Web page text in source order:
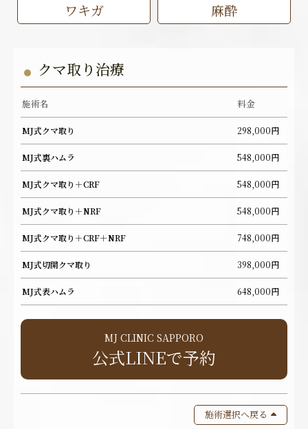
ワキガ
麻酔
クマ取り治療
施術名 料金
MJ式クマ取り 298,000円
MJ式裏ハムラ 548,000円
MJ式クマ取り＋CRF 548,000円
MJ式クマ取り＋NRF 548,000円
MJ式クマ取り＋CRF＋NRF 748,000円
MJ式切開クマ取り 398,000円
MJ式表ハムラ 648,000円
MJ CLINIC SAPPORO
公式LINEで予約
施術選択へ戻る